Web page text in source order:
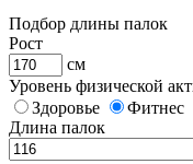
Подбор длины палок
Рост
см
Уровень физической
Здоровье
Фитнес
Длина палок